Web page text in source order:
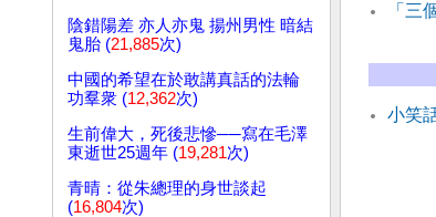
陰錯陽差 亦人亦鬼 揚州男性 暗結
鬼胎 (21,885次)
中國的希望在於敢講真話的法輪
功羣衆 (12,362次)
生前偉大，死後悲慘──寫在毛澤
東逝世25週年 (19,281次)
青晴：從朱總理的身世談起
(16,804次)
「三
小笑